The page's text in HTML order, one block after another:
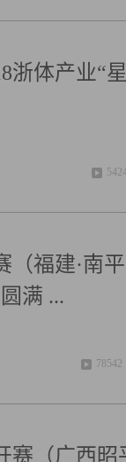
浙体产业“
（福建·南
满 ...
78542
（广西昭